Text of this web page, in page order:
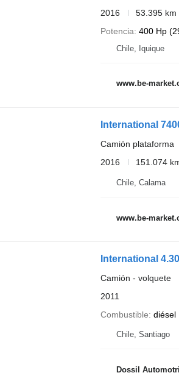
2016
53.395 km
Potencia 400 Hp
Chile, Iquique
www.be-
International
Camión plataforma
2016
151.074
Chile, Calama
www.be-
International
Camión - volquete
2011
Combustible diésel
Chile, Santiago
Dossil